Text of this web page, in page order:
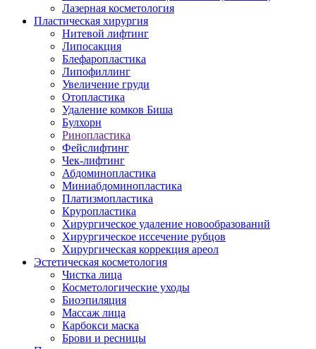
Лазерная косметология
Пластическая хирургия
Нитевой лифтинг
Липосакция
Блефаропластика
Липофиллинг
Увеличение груди
Отопластика
Удаление комков Биша
Булхорн
Ринопластика
Фейслифтинг
Чек-лифтинг
Абдоминопластика
Миниабдоминопластика
Платизмопластика
Круропластика
Хирургическое удаление новообразований
Хирургическое иссечение рубцов
Хирургическая коррекция ареол
Эстетическая косметология
Чистка лица
Косметологические уходы
Биоэпиляция
Массаж лица
Карбокси маска
Брови и ресницы